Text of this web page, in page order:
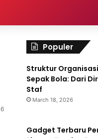
6
Populer
Struktur
Sepak Bola: Dari
Staf
March 18, 2026
Gadget Terbaru